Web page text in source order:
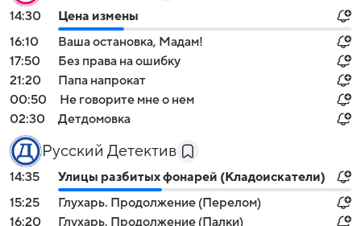
14:30
Цена измены
16:10
Ваша остановка, Мадам!
17:50
Без права на ошибку
21:20
Папа напрокат
00:50
Не говорите мне о нем
02:30
Детдомовка
Русский Детектив
14:35
Улицы разбитых фонарей (Кладоискатели)
15:25
Глухарь. Продолжение (Перелом)
16:20
Глухарь. Продолжение (Палки)